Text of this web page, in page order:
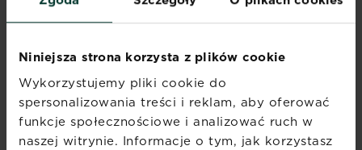
Niniejsza strona korzysta z plików cookie
Wykorzystujemy pliki cookie do
spersonalizowania treści i reklam, aby oferować
funkcje społecznościowe i analizować ruch w
naszej witrynie. Informacje o tym, jak korzystasz
zakwaszeniu)
Horvack
Seledynowo-
różowe lub
niebieskie
0,9 m
Peace Białe, podwójne 0,9 m